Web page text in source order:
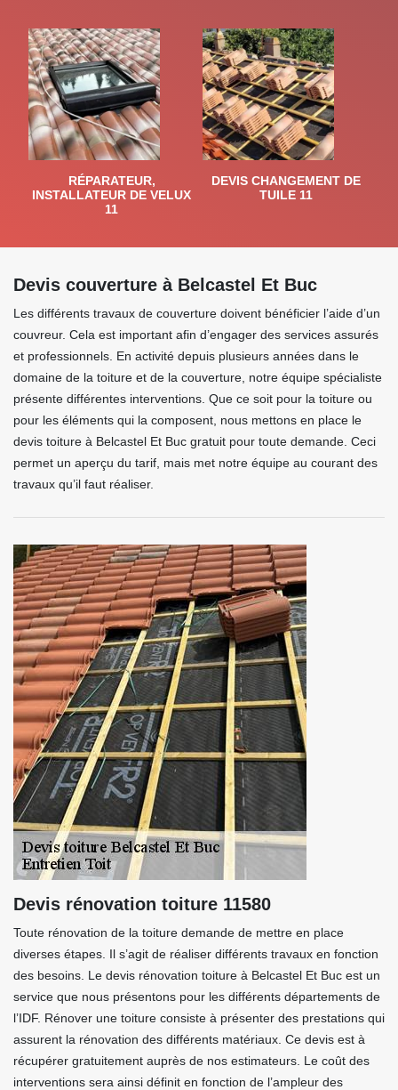
RÉPARATEUR,
INSTALLATEUR DE VELUX
11
DEVIS CHANGEMENT DE
TUILE 11
Devis couverture à Belcastel Et Buc
Les différents travaux de couverture doivent bénéficier l’aide d’un
couvreur. Cela est important afin d’engager des services assurés
et professionnels. En activité depuis plusieurs années dans le
domaine de la toiture et de la couverture, notre équipe spécialiste
présente différentes interventions. Que ce soit pour la toiture ou
pour les éléments qui la composent, nous mettons en place le
devis toiture à Belcastel Et Buc gratuit pour toute demande. Ceci
permet un aperçu du tarif, mais met notre équipe au courant des
travaux qu’il faut réaliser.
Devis rénovation toiture 11580
Toute rénovation de la toiture demande de mettre en place
diverses étapes. Il s’agit de réaliser différents travaux en fonction
des besoins. Le devis rénovation toiture à Belcastel Et Buc est un
service que nous présentons pour les différents départements de
l’IDF. Rénover une toiture consiste à présenter des prestations qui
assurent la rénovation des différents matériaux. Ce devis est à
récupérer gratuitement auprès de nos estimateurs. Le coût des
interventions sera ainsi définit en fonction de l’ampleur des